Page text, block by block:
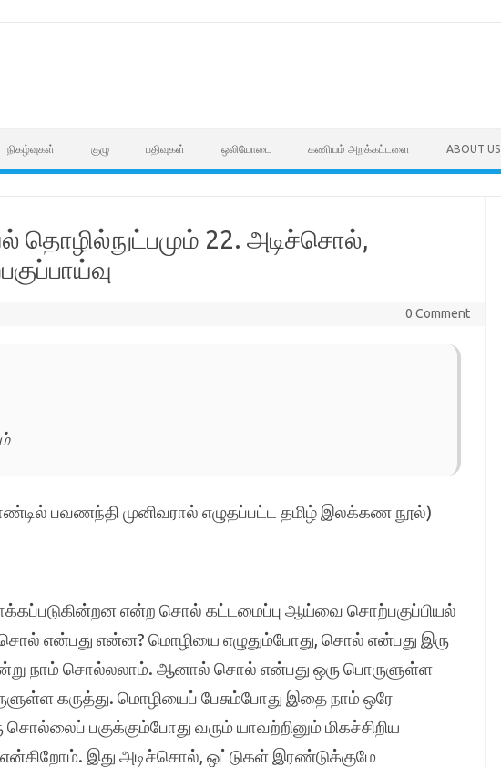
நிகழ்வுகள் குழு பதிவுகள் ஒலியோடை கணியம் அறக்கட்டளை ABOUT US
தொழில்நுட்பமும் 22. அடிச்சொல்,
0 Comment
பவணந்தி முனிவரால் எழுதப்பட்ட தமிழ் இலக்கண நூல்)
என்ற சொல் கட்டமைப்பு ஆய்வை சொற்பகுப்பியல்
என்பது என்ன? மொழியை எழுதும்போது, சொல் என்பது இரு
நாம் சொல்லலாம். ஆனால் சொல் என்பது ஒரு பொருளுள்ள
கருத்து. மொழியைப் பேசும்போது இதை நாம் ஒரே
பகுக்கும்போது வரும் யாவற்றினும் மிகச்சிறிய
இது அடிச்சொல், ஒட்டுகள் இரண்டுக்குமே